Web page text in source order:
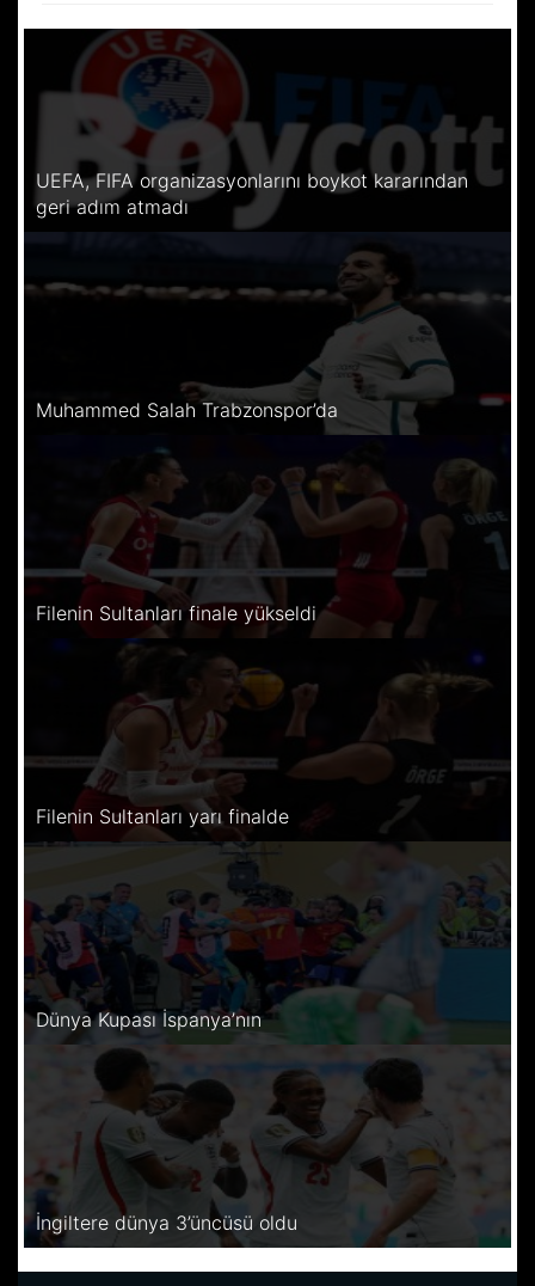
UEFA, FIFA organizasyonlarını boykot kararından
geri adım atmadı
Muhammed Salah Trabzonspor’da
Filenin Sultanları finale yükseldi
Filenin Sultanları yarı finalde
Dünya Kupası İspanya’nın
İngiltere dünya 3’üncüsü oldu